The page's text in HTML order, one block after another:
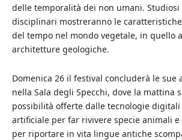
delle temporalità dei non umani.
disciplinari mostreranno le
del tempo nel mondo vegetale, in quello
architetture geologiche.
Domenica 26 il festival concluderà le sue
nella Sala degli Specchi, dove la mattina
possibilità offerte dalle tecnologie digitali
artificiale per far rivivere specie animali
per riportare in vita lingue antiche